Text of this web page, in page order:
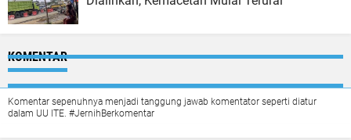
KOMENTAR
Komentar sepenuhnya menjadi tanggung jawab komentator seperti diatur
dalam UU ITE. #JernihBerkomentar